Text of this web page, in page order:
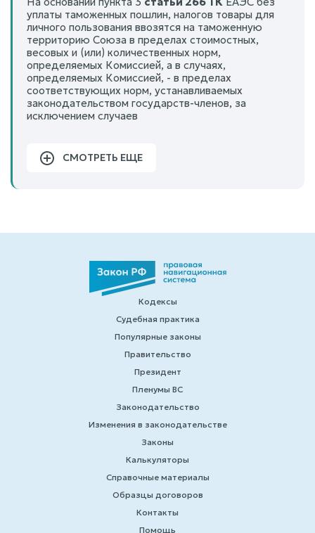
уплаты таможенных пошлин, налогов товары для
личного пользования ввозятся на таможенную
территорию Союза в пределах стоимостных,
весовых и (или) количественных норм,
определяемых Комиссией, а в случаях,
определяемых Комиссией, - в пределах
соответствующих норм, устанавливаемых
законодательством государств-членов, за
исключением случаев
СМОТРЕТЬ ЕЩЕ
Кодексы
Судебная практика
Популярные законы
Правительство
Президент
Пленумы ВС
Законодательство
Изменения в законодательстве
Законы
Калькуляторы
Справочные материалы
Образцы договоров
Контакты
Помощь